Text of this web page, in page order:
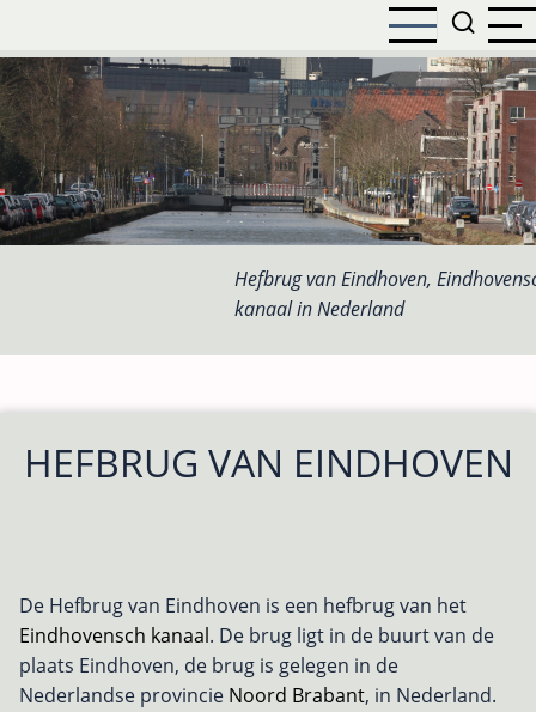
naar
de
inhoud
gaan
Hefbrug van Eindhoven,
kanaal in Nederland
HEFBRUG VAN EINDHOVEN
De Hefbrug van Eindhoven is een hefbrug van het
Eindhovensch kanaal. De brug ligt in de buurt van de
plaats Eindhoven, de brug is gelegen in de
Nederlandse provincie Noord Brabant, in Nederland.